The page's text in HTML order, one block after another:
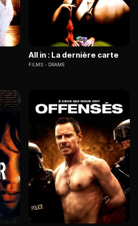
All in : La dernière carte
FILMS DRAME